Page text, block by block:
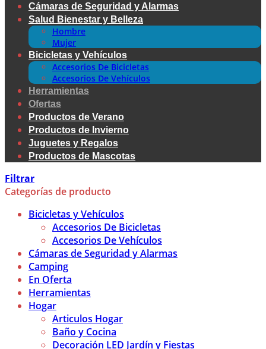
Cámaras de Seguridad y Alarmas
Salud Bienestar y Belleza
Hombre
Mujer
Bicicletas y Vehículos
Accesorios De Bicicletas
Accesorios De Vehículos
Herramientas
Ofertas
Productos de Verano
Productos de Invierno
Juguetes y Regalos
Productos de Mascotas
Filtrar
Categorías de producto
Bicicletas y Vehículos
Accesorios De Bicicletas
Accesorios De Vehículos
Cámaras de Seguridad y Alarmas
Camping
En Oferta
Herramientas
Hogar
Articulos Hogar
Baño y Cocina
Decoración LED Jardín y Fiestas